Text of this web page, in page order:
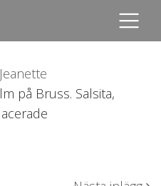
Jeanette
på Bruss. Salsita,